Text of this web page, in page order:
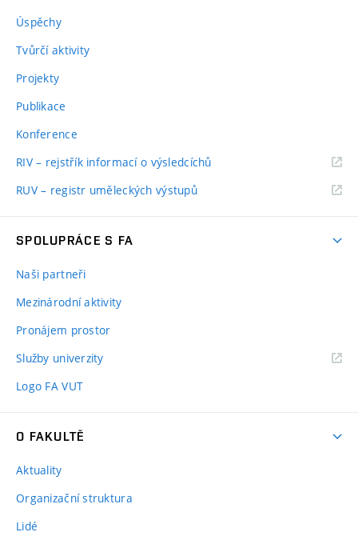
Úspěchy
Tvůrčí aktivity
Projekty
Publikace
Konference
RIV – rejstřík informací o výsledcíchů
RUV – registr uměleckých výstupů
SPOLUPRÁCE S FA
Naši partneři
Mezinárodní aktivity
Pronájem prostor
Služby univerzity
Logo FA VUT
O FAKULTĚ
Aktuality
Organizační struktura
Lidé